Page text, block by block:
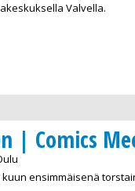
Valvella.
| Comics
ensimmäisenä